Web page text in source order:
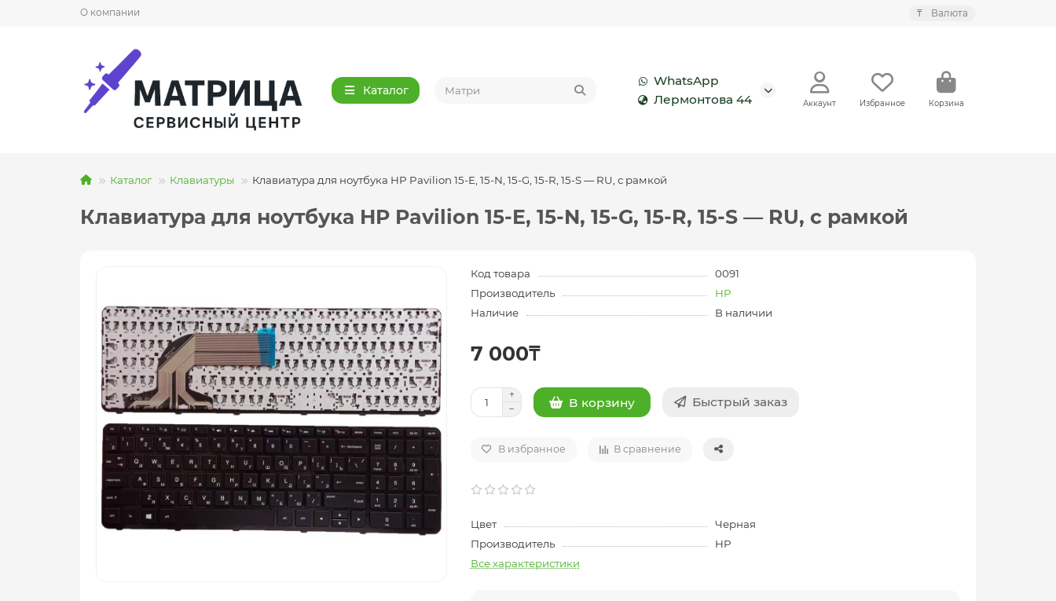
О компании ₸ Валюта
Каталог
WhatsApp
Лермонтова 44
Аккаунт Избранное Корзина
Каталог Клавиатуры Клавиатура для ноутбука HP Pavilion 15-E, 15-N, 15-G, 15-R, 15-S — RU, с рамкой
Клавиатура для ноутбука HP Pavilion 15-E, 15-N, 15-G, 15-R, 15-S — RU, с рамкой
Код товара
0091
Производитель
HP
Наличие
В наличии
7 000₸
В корзину Быстрый заказ
В избранное В сравнение
Цвет
Черная
Производитель
HP
Все характеристики